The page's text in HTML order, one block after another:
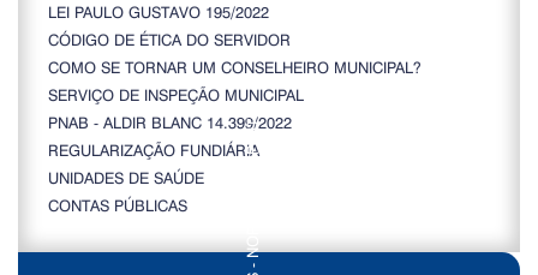
LEI PAULO GUSTAVO 195/2022
CÓDIGO DE ÉTICA DO SERVIDOR
COMO SE TORNAR UM CONSELHEIRO MUNICIPAL?
SERVIÇO DE INSPEÇÃO MUNICIPAL
PNAB - ALDIR BLANC 14.399/2022
REGULARIZAÇÃO FUNDIÁRIA
UNIDADES DE SAÚDE
CONTAS PÚBLICAS